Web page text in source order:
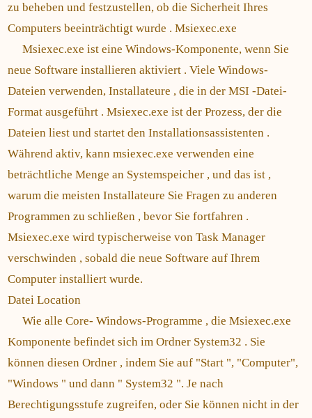
zu beheben und festzustellen, ob die Sicherheit Ihres
Computers beeinträchtigt wurde . Msiexec.exe
Msiexec.exe ist eine Windows-Komponente, wenn Sie
neue Software installieren aktiviert . Viele Windows-
Dateien verwenden, Installateure , die in der MSI -Datei-
Format ausgeführt . Msiexec.exe ist der Prozess, der die
Dateien liest und startet den Installationsassistenten .
Während aktiv, kann msiexec.exe verwenden eine
beträchtliche Menge an Systemspeicher , und das ist ,
warum die meisten Installateure Sie Fragen zu anderen
Programmen zu schließen , bevor Sie fortfahren .
Msiexec.exe wird typischerweise von Task Manager
verschwinden , sobald die neue Software auf Ihrem
Computer installiert wurde.
Datei Location
Wie alle Core- Windows-Programme , die Msiexec.exe
Komponente befindet sich im Ordner System32 . Sie
können diesen Ordner , indem Sie auf "Start ", "Computer",
"Windows " und dann " System32 ". Je nach
Berechtigungsstufe zugreifen, oder Sie können nicht in der